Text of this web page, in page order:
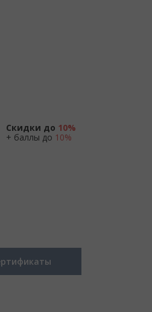
Скидки до 10%
+ баллы до 10%